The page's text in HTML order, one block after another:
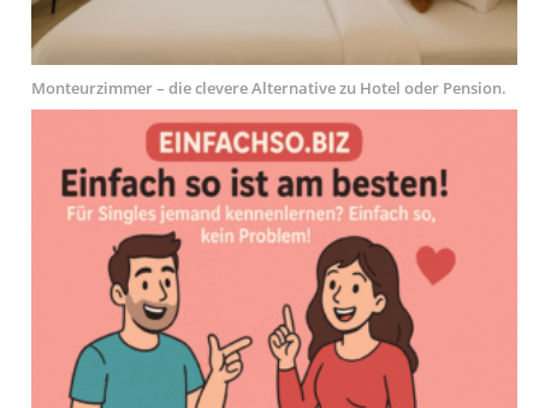
Monteurzimmer – die clevere Alternative zu Hotel oder Pension.